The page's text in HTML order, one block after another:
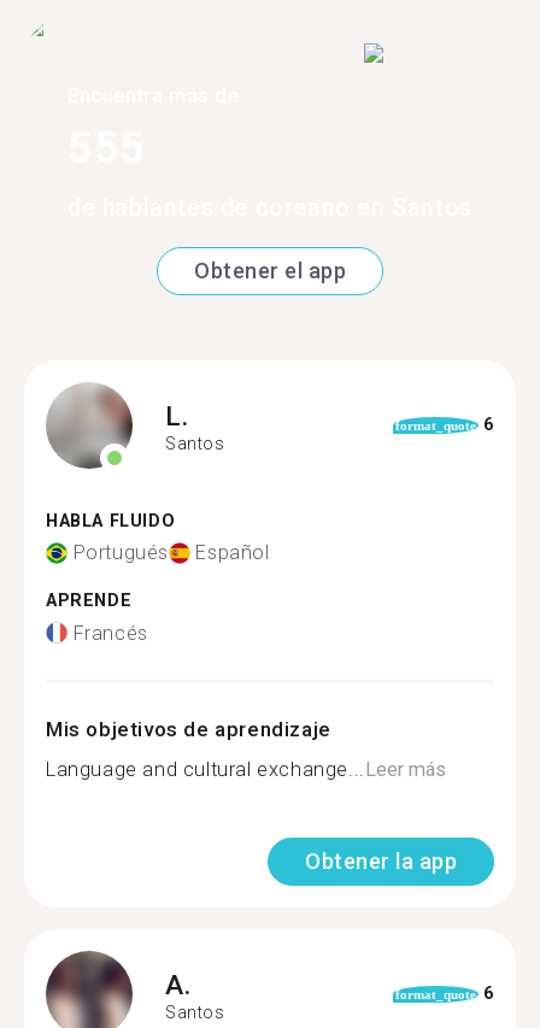
Obtener el app
L.
Santos
format_quote 6
HABLA FLUIDO
Portugués Español
APRENDE
Francés
Mis objetivos de aprendizaje
Language and cultural exchange... Leer más
Obtener la app
A.
Santos
format_quote 6